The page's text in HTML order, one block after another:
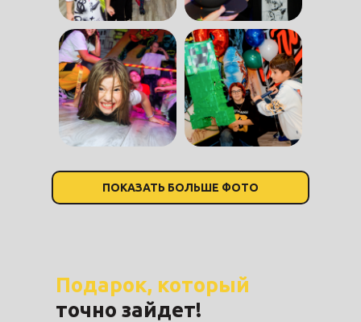
ПОКАЗАТЬ БОЛЬШЕ ФОТО
Подарок, который
точно зайдет!